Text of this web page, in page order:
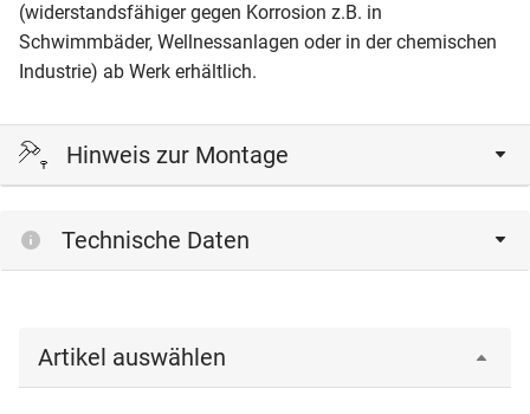
(widerstandsfähiger gegen Korrosion z.B. in
Schwimmbäder, Wellnessanlagen oder in der chemischen
Industrie) ab Werk erhältlich.
Hinweis zur Montage
Gummipuffer an einer metallischen oder geschützten
Technische Daten
Artikel auswählen